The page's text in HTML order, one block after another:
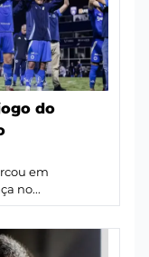
do
em
no...